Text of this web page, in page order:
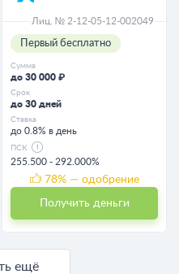
Лиц. № 2-12-05-12-002049
Первый бесплатно
Сумма
до 30 000 ₽
Срок
до 30 дней
Ставка
до 0.8% в день
ПСК
255.500 - 292.000%
78% — одобрение
Получить деньги
ещё